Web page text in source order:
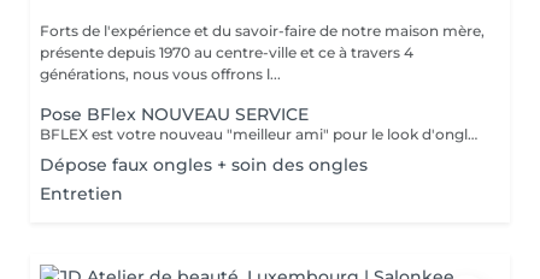
Forts de l'expérience et du savoir-faire de notre maison mère,
présente depuis 1970 au centre-ville et ce à travers 4
générations, nous vous offrons l...
Pose BFlex NOUVEAU SERVICE
BFLEX est votre nouveau "meilleur ami" pour le look d'ongles courts et naturels que tous les clients recherchent ! Il s'agit d'une Babymanucure avec la pose d'un gel intelligent 4-en-1 avec lequel vous avez : Base-Construction-Teinte-Finition ! I C'est une prestation inédite et tendance !
Dépose faux ongles + soin des ongles
Entretien